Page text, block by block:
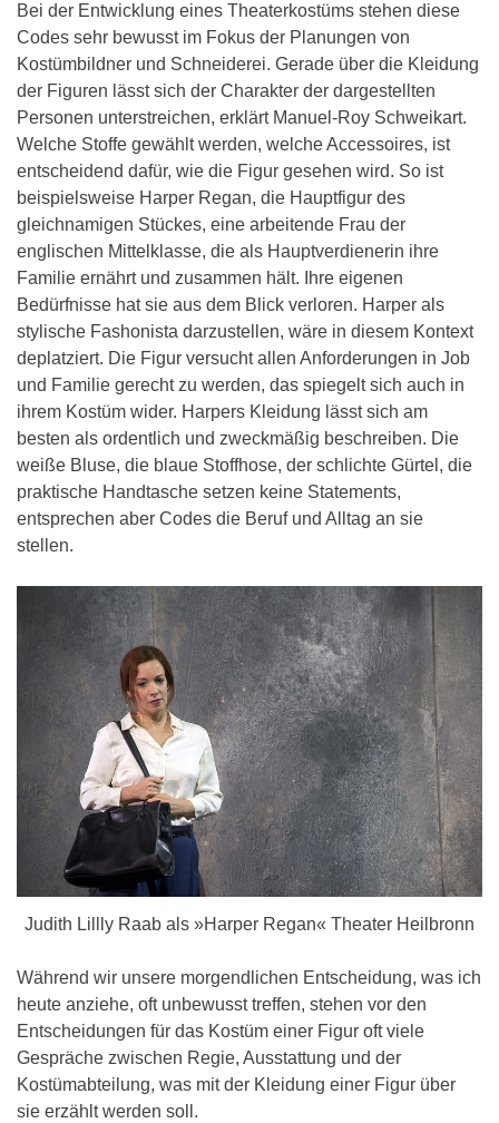
Bei der Entwicklung eines Theaterkostüms stehen diese
Codes sehr bewusst im Fokus der Planungen von
Kostümbildner und Schneiderei. Gerade über die Kleidung
der Figuren lässt sich der Charakter der dargestellten
Personen unterstreichen, erklärt Manuel-Roy Schweikart.
Welche Stoffe gewählt werden, welche Accessoires, ist
entscheidend dafür, wie die Figur gesehen wird. So ist
beispielsweise Harper Regan, die Hauptfigur des
gleichnamigen Stückes, eine arbeitende Frau der
englischen Mittelklasse, die als Hauptverdienerin ihre
Familie ernährt und zusammen hält. Ihre eigenen
Bedürfnisse hat sie aus dem Blick verloren. Harper als
stylische Fashonista darzustellen, wäre in diesem Kontext
deplatziert. Die Figur versucht allen Anforderungen in Job
und Familie gerecht zu werden, das spiegelt sich auch in
ihrem Kostüm wider. Harpers Kleidung lässt sich am
besten als ordentlich und zweckmäßig beschreiben. Die
weiße Bluse, die blaue Stoffhose, der schlichte Gürtel, die
praktische Handtasche setzen keine Statements,
entsprechen aber Codes die Beruf und Alltag an sie
stellen.
Judith Lillly Raab als »Harper Regan« Theater Heilbronn
Während wir unsere morgendlichen Entscheidung, was ich
heute anziehe, oft unbewusst treffen, stehen vor den
Entscheidungen für das Kostüm einer Figur oft viele
Gespräche zwischen Regie, Ausstattung und der
Kostümabteilung, was mit der Kleidung einer Figur über
sie erzählt werden soll.